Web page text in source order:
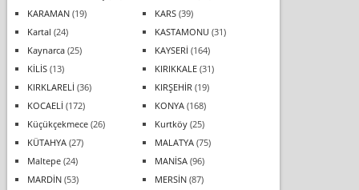
KARAMAN(19) KARS(39)
Kartal (24) KASTAMONU (31)
Kaynarca(25) KAYSERİ (164)
KİLİS(13) KIRIKKALE(31)
KIRKLARELİ (36) KIRŞEHİR (19)
KOCAELİ (172) KONYA(168)
Küçükçekmece(26) Kurtköy(25)
KÜTAHYA(27) MALATYA(75)
Maltepe(24) MANİSA(96)
MARDİN(53) MERSİN(87)